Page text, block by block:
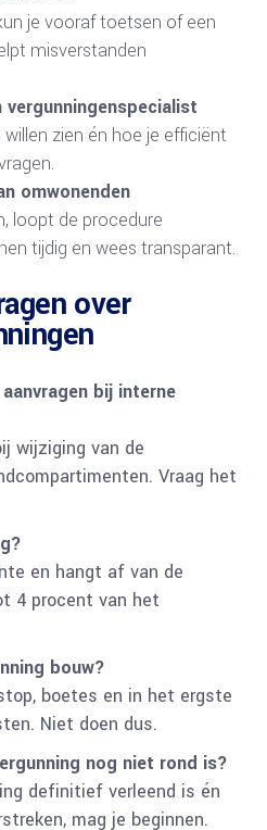
je vooraf toetsen of een
misverstanden
vergunningenspecialist
zien én hoe je efficiënt
omwonenden
loopt de procedure
tijdig en wees transparant.
over
bij interne
wijziging van de
Vraag het
en hangt af van de
4 procent van het
bouw?
boetes en in het ergste
Niet doen dus.
nog niet rond is?
definitief verleend is én
mag je beginnen.